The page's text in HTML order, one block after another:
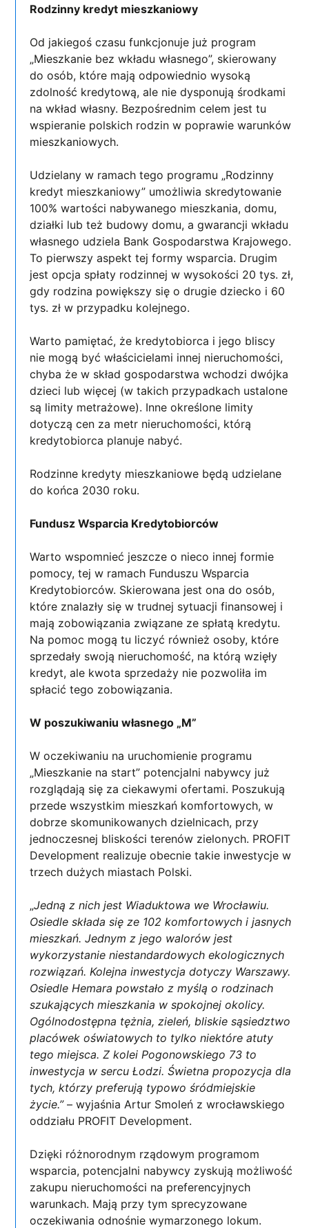
Rodzinny kredyt mieszkaniowy
Od jakiegoś czasu funkcjonuje już program
„Mieszkanie bez wkładu własnego”, skierowany
do osób, które mają odpowiednio wysoką
zdolność kredytową, ale nie dysponują środkami
na wkład własny. Bezpośrednim celem jest tu
wspieranie polskich rodzin w poprawie warunków
mieszkaniowych.
Udzielany w ramach tego programu „Rodzinny
kredyt mieszkaniowy” umożliwia skredytowanie
100% wartości nabywanego mieszkania, domu,
działki lub też budowy domu, a gwarancji wkładu
własnego udziela Bank Gospodarstwa Krajowego.
To pierwszy aspekt tej formy wsparcia. Drugim
jest opcja spłaty rodzinnej w wysokości 20 tys. zł,
gdy rodzina powiększy się o drugie dziecko i 60
tys. zł w przypadku kolejnego.
Warto pamiętać, że kredytobiorca i jego bliscy
nie mogą być właścicielami innej nieruchomości,
chyba że w skład gospodarstwa wchodzi dwójka
dzieci lub więcej (w takich przypadkach ustalone
są limity metrażowe). Inne określone limity
dotyczą cen za metr nieruchomości, którą
kredytobiorca planuje nabyć.
Rodzinne kredyty mieszkaniowe będą udzielane
do końca 2030 roku.
Fundusz Wsparcia Kredytobiorców
Warto wspomnieć jeszcze o nieco innej formie
pomocy, tej w ramach Funduszu Wsparcia
Kredytobiorców. Skierowana jest ona do osób,
które znalazły się w trudnej sytuacji finansowej i
mają zobowiązania związane ze spłatą kredytu.
Na pomoc mogą tu liczyć również osoby, które
sprzedały swoją nieruchomość, na którą wzięły
kredyt, ale kwota sprzedaży nie pozwoliła im
spłacić tego zobowiązania.
W poszukiwaniu własnego „M”
W oczekiwaniu na uruchomienie programu
„Mieszkanie na start” potencjalni nabywcy już
rozglądają się za ciekawymi ofertami. Poszukują
przede wszystkim mieszkań komfortowych, w
dobrze skomunikowanych dzielnicach, przy
jednoczesnej bliskości terenów zielonych. PROFIT
Development realizuje obecnie takie inwestycje w
trzech dużych miastach Polski.
„Jedną z nich jest Wiaduktowa we Wrocławiu.
Osiedle składa się ze 102 komfortowych i jasnych
mieszkań. Jednym z jego walorów jest
wykorzystanie niestandardowych ekologicznych
rozwiązań. Kolejna inwestycja dotyczy Warszawy.
Osiedle Hemara powstało z myślą o rodzinach
szukających mieszkania w spokojnej okolicy.
Ogólnodostępna tężnia, zieleń, bliskie sąsiedztwo
placówek oświatowych to tylko niektóre atuty
tego miejsca. Z kolei Pogonowskiego 73 to
inwestycja w sercu Łodzi. Świetna propozycja dla
tych, którzy preferują typowo śródmiejskie
życie.”– wyjaśnia Artur Smoleń z wrocławskiego
oddziału PROFIT Development.
Dzięki różnorodnym rządowym programom
wsparcia, potencjalni nabywcy zyskują możliwość
zakupu nieruchomości na preferencyjnych
warunkach. Mają przy tym sprecyzowane
oczekiwania odnośnie wymarzonego lokum.